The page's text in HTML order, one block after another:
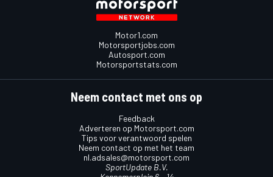
Motor1.com
Motorsportjobs.com
Autosport.com
Motorsportstats.com
Neem contact met ons op
Feedback
Adverteren op Motorsport.com
Tips voor verantwoord spelen
Neem contact op met het team
nl.adsales@motorsport.com
SportUpdate B.V.